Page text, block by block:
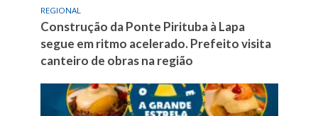
REGIONAL
Construção da Ponte Pirituba à Lapa
segue em ritmo acelerado. Prefeito visita
canteiro de obras na região